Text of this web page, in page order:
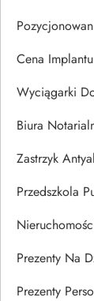
Cena
Wyciągarki
Biura
Zastrzyk
Przedszkola
Prezenty Na
Prezenty